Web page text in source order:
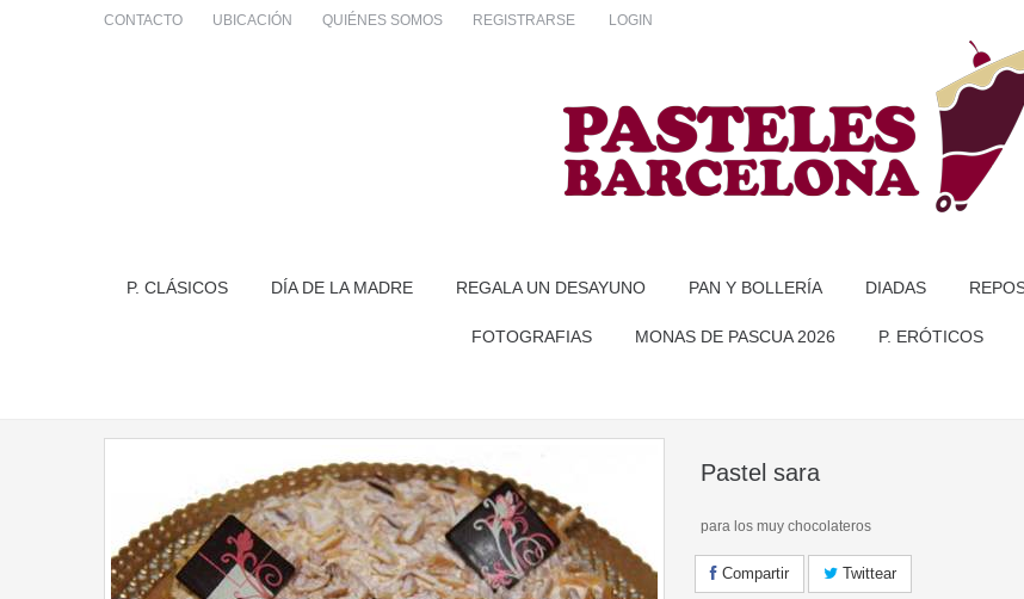
CONTACTO UBICACIÓN QUIÉNES SOMOS REGISTRARSE LOGIN
P. CLÁSICOS DÍA DE LA MADRE REGALA UN DESAYUNO PAN Y BOLLERÍA DIADAS
FOTOGRAFIAS MONAS DE PASCUA 2026 P. ERÓTICOS
Pastel sara
para los muy chocolateros
Compartir Twittear